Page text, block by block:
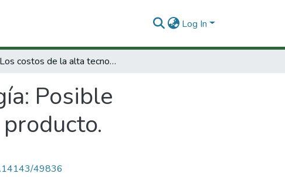
Log In
Los costos de la alta tecnología: Posible incidencia de los mismos en el precio del producto.
Posible
49836